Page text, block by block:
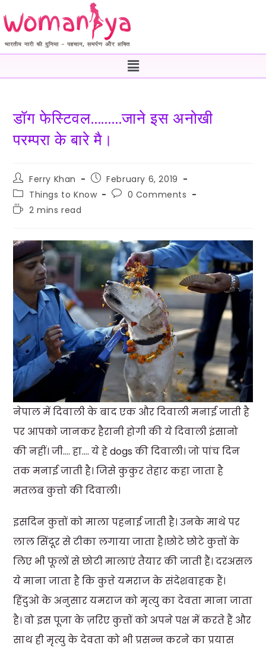
डॉग फेस्टिवल………जाने इस अनोखी
परम्परा के बारे मै।
Ferry Khan
February 6, 2019
Things to Know
0 Comments
2 mins read
नेपाल में दिवाली के बाद एक और दिवाली मनाई जाती है
पर आपको जानकर हैरानी होगी की ये दिवाली इंसानो
की नहीं। जी…. हा…. ये हे dogs की दिवाली। जो पांच दिन
तक मनाई जाती है। जिसे कुकुर तेहार कहा जाता है
मतलब कुत्तो की दिवाली।
इसदिन कुत्तों को माला पहनाई जाती है। उनके माथे पर
लाल सिंदूर से टीका लगाया जाता है।छोटे छोटे कुत्तों के
लिए भी फूलों से छोटी मालाएं तैयार की जाती हैं। दरअसल
ये माना जाता है कि कुत्ते यमराज के संदेशवाहक हैं।
हिंदुओ के अनुसार यमराज को मृत्यु का देवता माना जाता
है। वो इस पूजा के ज़रिए कुत्तों को अपने पक्ष में करते हैं और
साथ ही मृत्यु के देवता को भी प्रसन्न करने का प्रयास